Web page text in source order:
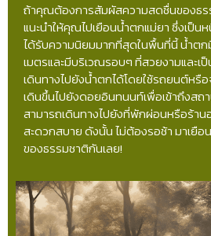
ถ้าคุณต้องการสัมผัสความสดชื่นของธ
แนะนำให้คุณไปเยือนน้ำตกแม่ยา ซึ่งเป็น
ได้รับความนิยมมากที่สุดในพื้นที่นี้ น้ำต
เมตรและมีบริเวณรอบๆ ที่สวยงามและ
เดินทางไปยังน้ำตกได้โดยใช้รถยนต์หรื
เดินขึ้นไปยังดอยอินทนนท์เพื่อเข้าถึงส
สามารถเดินทางไปยังที่พักผ่อนหรือร้าน
สะดวกสบาย ดังนั้น ไม่ต้องรอช้า มาเยื
ของธรรมชาติกันเลย!